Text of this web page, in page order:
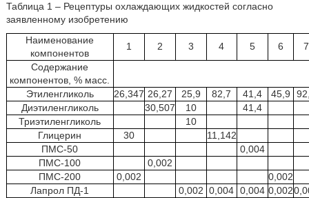
Таблица 1 – Рецептуры охлаждающих жидкостей согласно
заявленному изобретению
Наименование
компонентов
1 2 3 4 5 6
7
Содержание
компонентов, % масс.
Этиленгликоль
26,347 26,27 25,9 82,7 41,4 45,9
Диэтиленгликоль
30,507 10
41,4
Триэтиленгликоль
10
Глицерин
30
11,142
ПМС-50
0,004
ПМС-100
0,002
ПМС-200
0,002
0,002
Лапрол ПД-1
0,002 0,004 0,004 0,002